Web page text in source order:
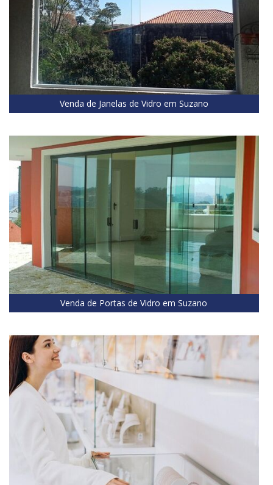
Venda de Janelas de Vidro em Suzano
Venda de Portas de Vidro em Suzano